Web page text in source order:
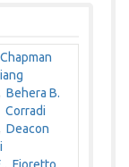
Chapman
Behera B.
Corradi
Deacon
,Fioretto